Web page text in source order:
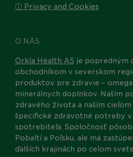
O NÁS
Orkla Health AS je popredným
obchodníkom v severskom
produktov pre zdravie –
minerálnych doplnkov. Naším
zdravého života a naším
špecifické zdravotné potreby
spotrebiteľa. Spoločnosť
Pobaltí a Poľsku, ale má
ďalších krajinách po celom
ⓘ Privacy and Cookies